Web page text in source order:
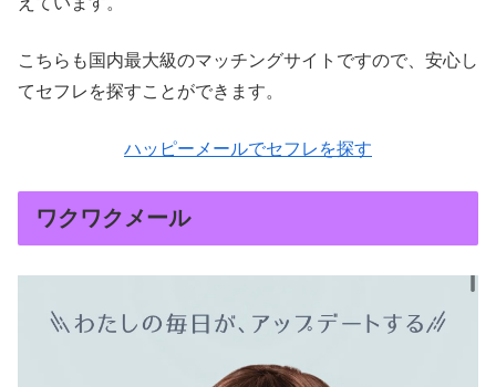
こちらも国内最大級のマッチングサイトですので、安心し
てセフレを探すことができます。
ハッピーメールでセフレを探す
ワクワクメール